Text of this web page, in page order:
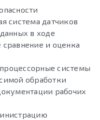
система датчиков
в ходе
и оценка
системы
обработки
рабочих